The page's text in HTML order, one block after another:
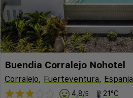
Buendia Corralejo Nohotel
Corralejo, Fuerteventura, Espanja
4,8/5 21°C